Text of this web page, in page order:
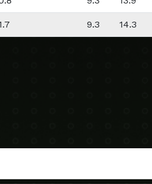
9.3 14.3